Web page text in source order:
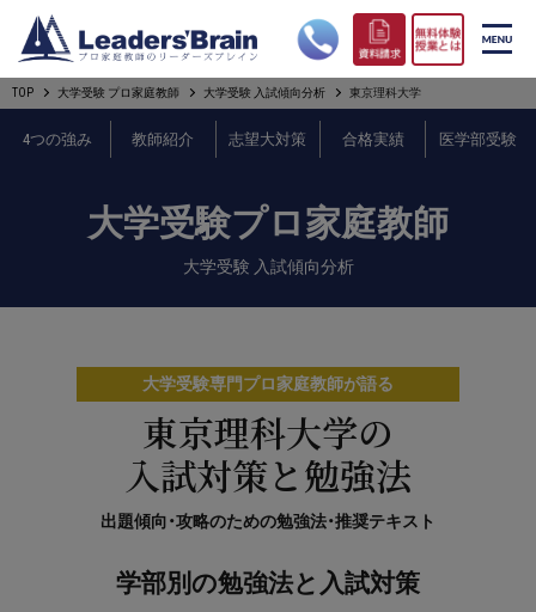
リーダーズブレインの強み
プロ教師紹介
無料体験授業とは
短期フリープラン
TOP 大学受験 プロ家庭教師 大学受験 入試傾向分析 東京理科大学
4つの強み 教師紹介 志望大対策 合格実績 医学部受験
大学受験プロ家庭教師
大学受験 入試傾向分析
大学受験専門プロ家庭教師が語る
東京理科大学の
入試対策と勉強法
出題傾向・攻略のための勉強法・推奨テキスト
学部別の勉強法と入試対策